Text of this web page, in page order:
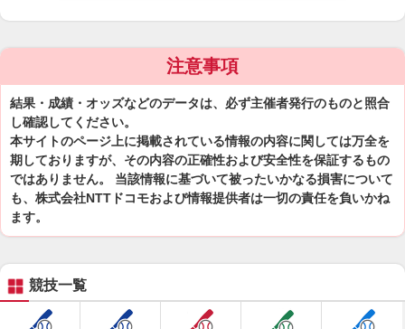
注意事項
結果・成績・オッズなどのデータは、必ず主催者発行のものと照合
し確認してください。
本サイトのページ上に掲載されている情報の内容に関しては万全を
期しておりますが、その内容の正確性および安全性を保証するもの
ではありません。 当該情報に基づいて被ったいかなる損害について
も、株式会社NTTドコモおよび情報提供者は一切の責任を負いかね
ます。
競技一覧